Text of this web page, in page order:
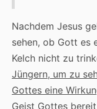
Nachdem Jesus
sehen, ob Gott es
Kelch nicht zu
Jüngern, um zu
Gottes eine
Geist Gottes